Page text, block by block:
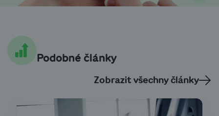
Podobné články
Zobrazit všechny články